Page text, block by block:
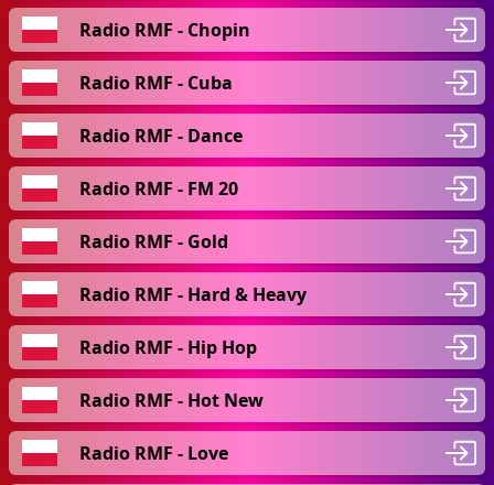
Radio RMF - Chopin
Radio RMF - Cuba
Radio RMF - Dance
Radio RMF - FM 20
Radio RMF - Gold
Radio RMF - Hard & Heavy
Radio RMF - Hip Hop
Radio RMF - Hot New
Radio RMF - Love